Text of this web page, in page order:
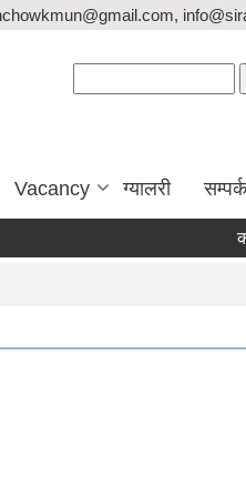
Vacancy ग्यालरी सम्पर्क